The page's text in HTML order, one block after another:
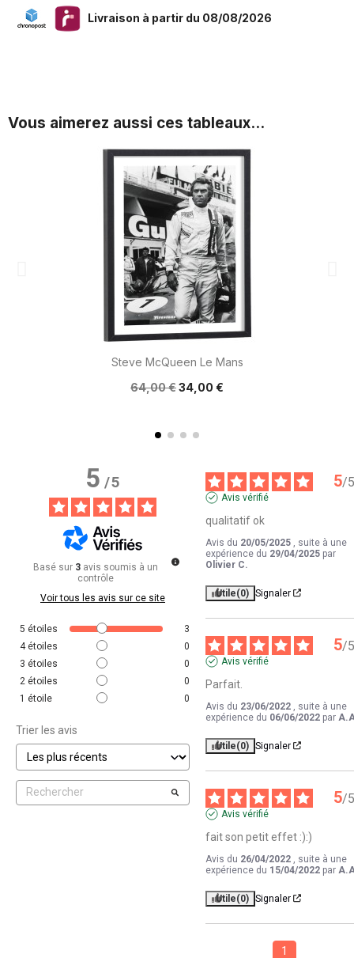
Livraison à partir du 08/08/2026
Vous aimerez aussi ces tableaux...
Steve McQueen Le Mans
64,00 €34,00 €
5/5
Basé sur 3 avis soumis à un
contrôle
Voir tous les avis sur ce site
5 étoiles
3
4 étoiles
0
3 étoiles
0
2 étoiles
0
1 étoile 0
Trier les avis
5/5
Avis vérifié
qualitatif ok
Avis du 20/05/2025
, suite à une
expérience du 29/04/2025 par
Olivier C.
Utile(0) Signaler
5/5
Avis vérifié
Parfait.
Avis du 23/06/2022
, suite à une
expérience du 06/06/2022 par
Utile(0) Signaler
5/5
Avis vérifié
fait son petit effet :):)
Avis du 26/04/2022
, suite à une
expérience du 15/04/2022 par
Utile(0) Signaler
1